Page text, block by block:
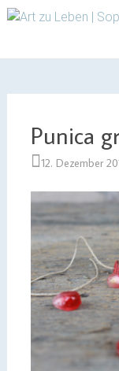
Punica
12. Dezember